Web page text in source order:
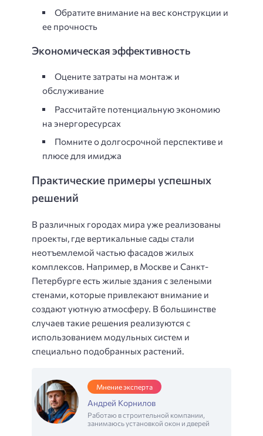
Обратите внимание на вес конструкции и
ее прочность
Экономическая эффективность
Оцените затраты на монтаж и
обслуживание
Рассчитайте потенциальную экономию
на энергоресурсах
Помните о долгосрочной перспективе и
плюсе для имиджа
Практические примеры успешных
решений
В различных городах мира уже реализованы
проекты, где вертикальные сады стали
неотъемлемой частью фасадов жилых
комплексов. Например, в Москве и Санкт-
Петербурге есть жилые здания с зелеными
стенами, которые привлекают внимание и
создают уютную атмосферу. В большинстве
случаев такие решения реализуются с
использованием модульных систем и
специально подобранных растений.
Мнение эксперта
Андрей Корнилов
Работаю в строительной компании,
занимаюсь установкой окон и дверей